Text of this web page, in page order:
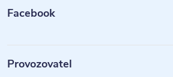
Facebook
Provozovatel